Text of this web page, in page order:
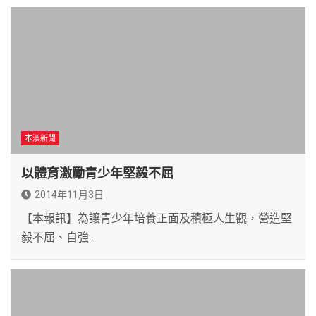
本澳新聞
以體育激勵青少年堅毅不屈
2014年11月3日
【本報訊】為讓青少年培養正面及積極人生觀，營造堅
毅不屈、自強…